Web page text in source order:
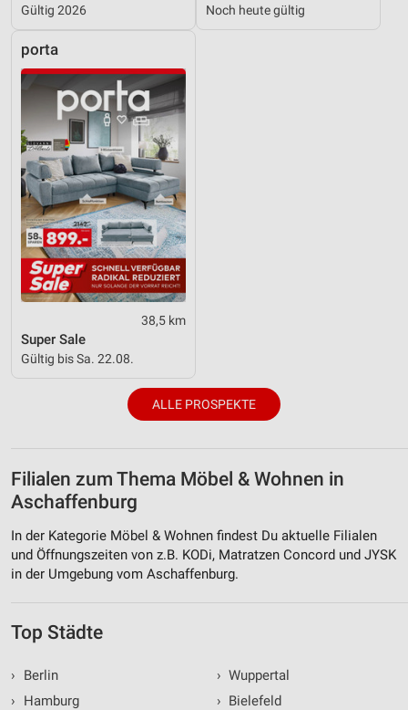
Gültig 2026 Noch heute gültig
porta
38,5 km
Super Sale
Gültig bis Sa. 22.08.
ALLE PROSPEKTE
Filialen zum Thema Möbel & Wohnen in
Aschaffenburg
In der Kategorie Möbel & Wohnen findest Du aktuelle Filialen
und Öffnungszeiten von z.B. KODi, Matratzen Concord und JYSK
in der Umgebung vom Aschaffenburg.
Top Städte
›
Berlin
›
Hamburg
› Wuppertal
› Bielefeld